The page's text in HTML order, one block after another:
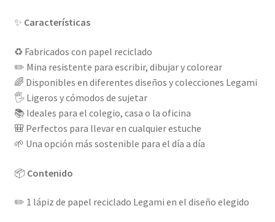
✨ Características
♻️ Fabricados con papel reciclado
✏️ Mina resistente para escribir, dibujar y colorear
🌈 Disponibles en diferentes diseños y colecciones Legami
🖐️ Ligeros y cómodos de sujetar
📚 Ideales para el colegio, casa o la oficina
🎒 Perfectos para llevar en cualquier estuche
🌱 Una opción más sostenible para el día a día
📦 Contenido
✏️ 1 lápiz de papel reciclado Legami en el diseño elegido